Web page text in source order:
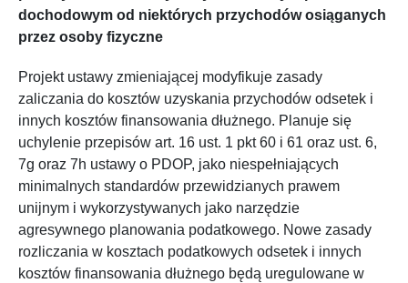
dochodowym od niektórych przychodów osiąganych
przez osoby fizyczne
Projekt ustawy zmieniającej modyfikuje zasady
zaliczania do kosztów uzyskania przychodów odsetek i
innych kosztów finansowania dłużnego. Planuje się
uchylenie przepisów art. 16 ust. 1 pkt 60 i 61 oraz ust. 6,
7g oraz 7h ustawy o PDOP, jako niespełniających
minimalnych standardów przewidzianych prawem
unijnym i wykorzystywanych jako narzędzie
agresywnego planowania podatkowego. Nowe zasady
rozliczania w kosztach podatkowych odsetek i innych
kosztów finansowania dłużnego będą uregulowane w